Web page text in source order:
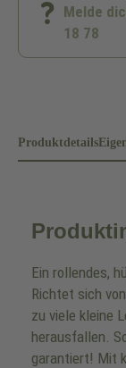
Melde
18 78
Produktdetails
Ein rollendes,
Richtet sich
zu viele kleine
herausfallen.
garantiert! Mit